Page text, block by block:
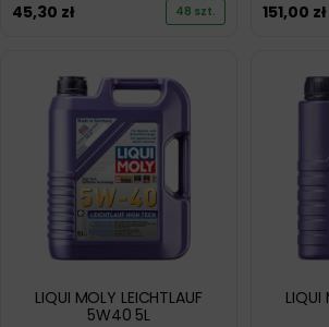
45,30 zł 48 szt.
151,00 zł
LIQUI MOLY LEICHTLAUF
5W40 5L
LIQUI